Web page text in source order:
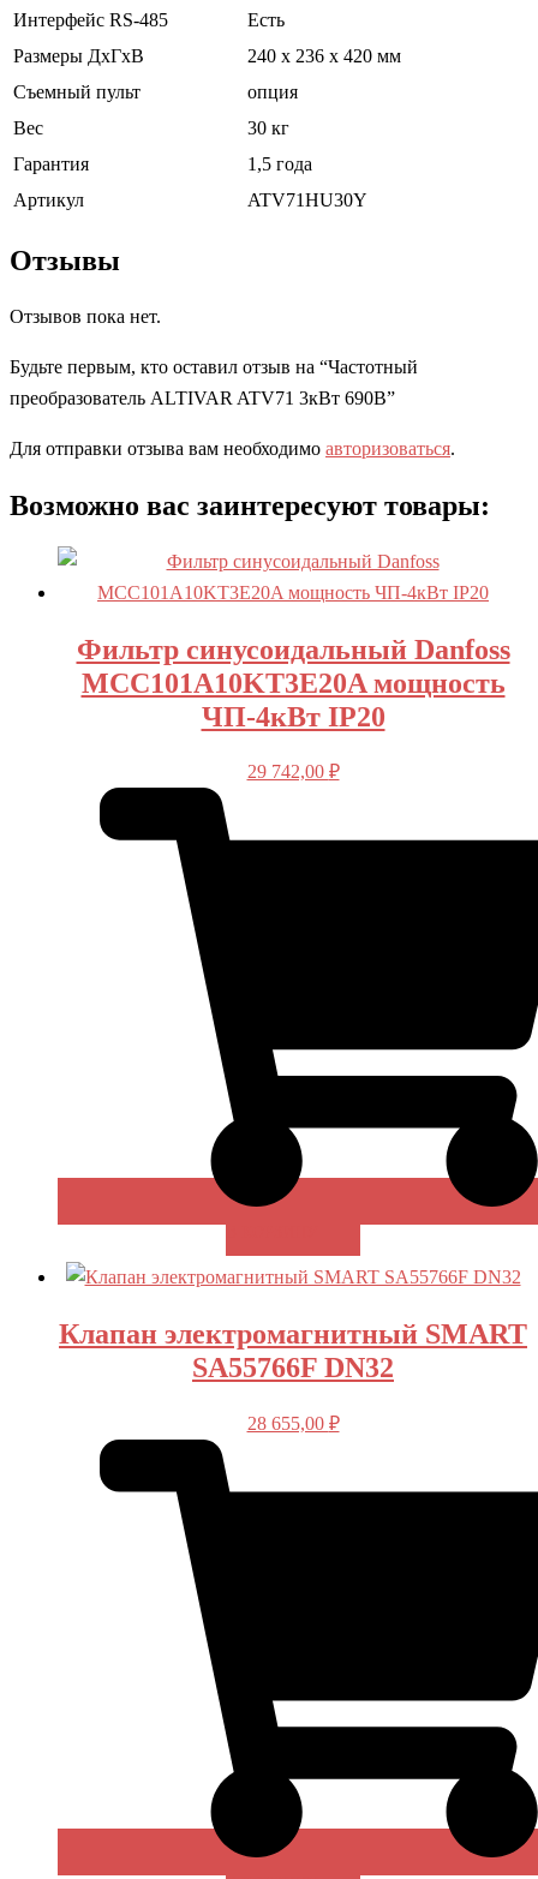
Интерфейс RS-485
Есть
Размеры ДхГхВ
240 х 236 х 420 мм
Съемный пульт
опция
Вес
30 кг
Гарантия
1,5 года
Артикул
ATV71HU30Y
Отзывы
Отзывов пока нет.
Будьте первым, кто оставил отзыв на “Частотный
преобразователь ALTIVAR ATV71 3кВт 690В”
Для отправки отзыва вам необходимо авторизоваться.
Возможно вас заинтересуют товары:
Фильтр синусоидальный Danfoss
MCC101A10KT3E20A мощность
ЧП-4кВт IP20
29 742,00 ₽
Клапан электромагнитный SMART
SA55766F DN32
28 655,00 ₽